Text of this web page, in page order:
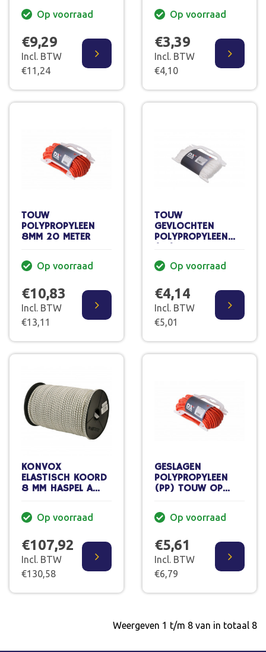
HANDHASPEL 10 M
8MMOp voorraad
€9,29
Incl. BTW
€11,24
HANDHASPE 20 M.
3MMOp voorraad
€3,39
Incl. BTW
€4,10
TOUW
POLYPROPYLEEN
8MM 20 METER
Op voorraad
€10,83
Incl. BTW
€13,11
TOUW
GEVLOCHTEN
POLYPROPYLEEN
HANDHASPE 20 M.
4MMOp voorraad
€4,14
Incl. BTW
€5,01
KONVOX
ELASTISCH KOORD
8 MM HASPEL A
Op voorraad
€107,92
Incl. BTW
€130,58
GESLAGEN
POLYPROPYLEEN
(PP) TOUW OP
ORANJE 20 M. 6MM
Op voorraad
€5,61
Incl. BTW
€6,79
Weergeven 1 t/m 8 van in totaal 8